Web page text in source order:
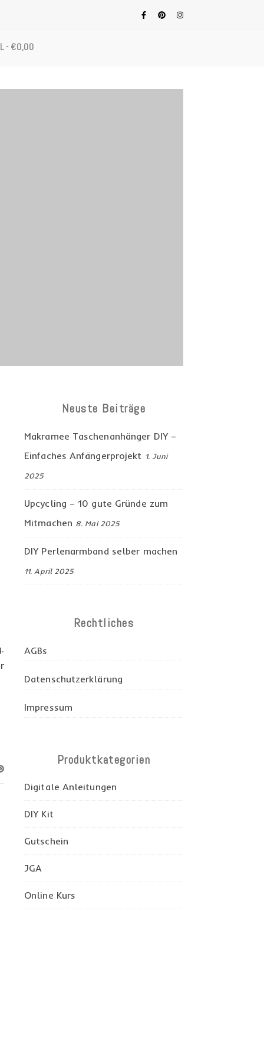
€0,00
Neuste Beiträge
Makramee Taschenanhänger DIY –
Einfaches Anfängerprojekt 1. Juni
2025
Upcycling – 10 gute Gründe zum
Mitmachen 8. Mai 2025
DIY Perlenarmband selber machen
11. April 2025
Rechtliches
AGBs
Datenschutzerklärung
Impressum
Produktkategorien
Digitale Anleitungen
DIY Kit
Gutschein
JGA
Online Kurs